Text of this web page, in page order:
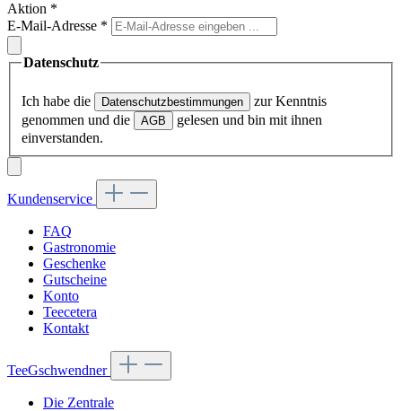
Aktion *
E-Mail-Adresse *
Datenschutz
Ich habe die Datenschutzbestimmungen
zur Kenntnis
genommen und die
AGB
gelesen und bin mit ihnen
einverstanden.
Kundenservice
FAQ
Gastronomie
Geschenke
Gutscheine
Konto
Teecetera
Kontakt
TeeGschwendner
Die Zentrale